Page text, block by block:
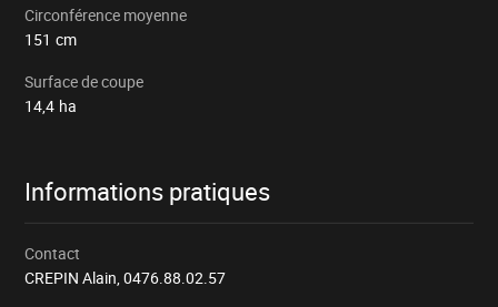
Circonférence moyenne
151 cm
Surface de coupe
14,4 ha
Informations pratiques
Contact
CREPIN Alain,0476.88.02.57